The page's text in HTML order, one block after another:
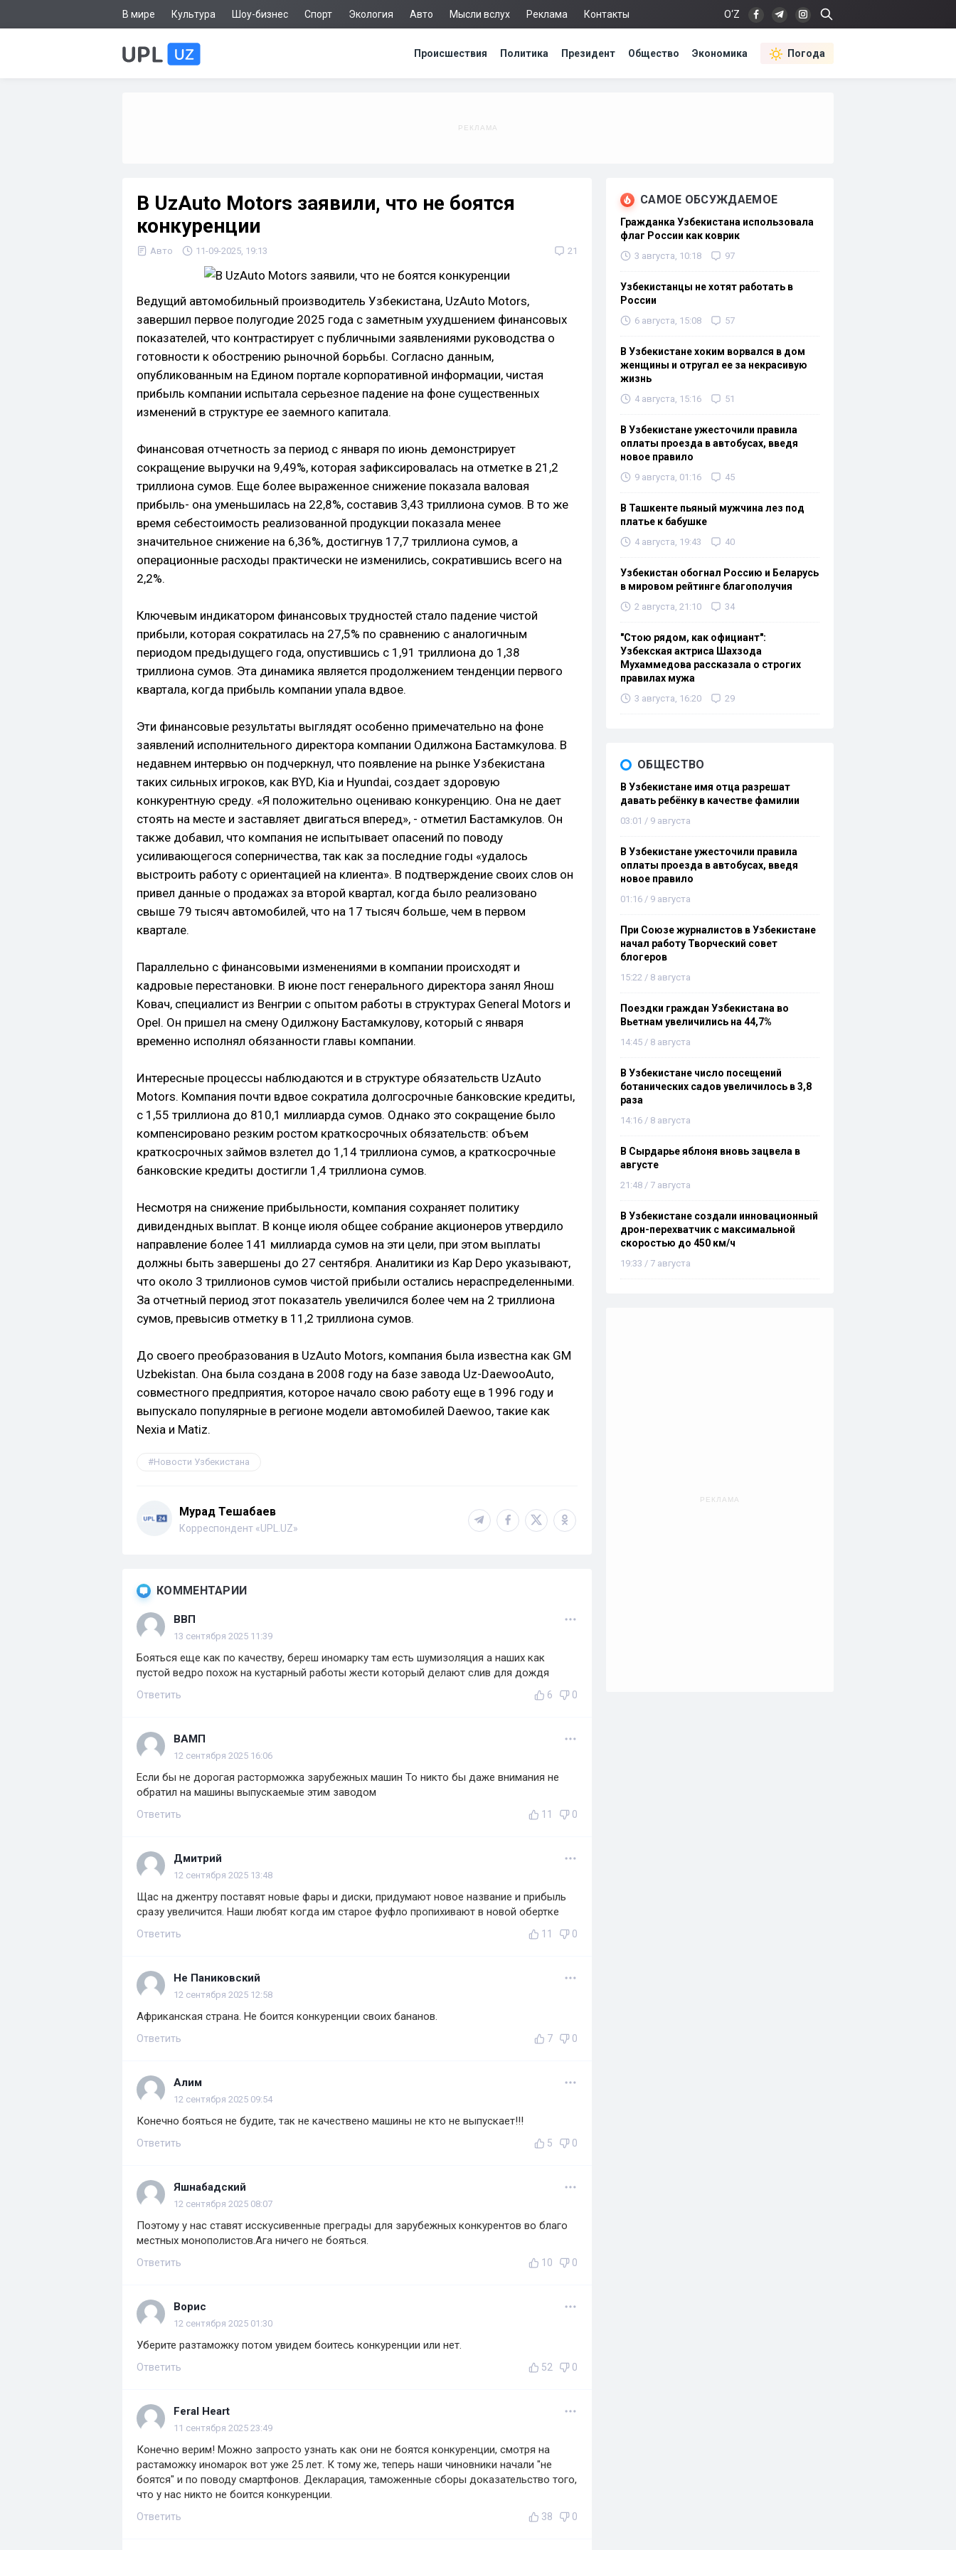
В мире Культура Шоу-бизнес Спорт Экология Авто Мысли вслух Реклама Контакты O‘Z
Происшествия Политика Президент Общество Экономика Погода
В UzAuto Motors заявили, что не боятся
конкуренции
Авто 11-09-2025, 19:13 21
Ведущий автомобильный производитель Узбекистана, UzAuto Motors,
завершил первое полугодие 2025 года с заметным ухудшением финансовых
показателей, что контрастирует с публичными заявлениями руководства о
готовности к обострению рыночной борьбы. Согласно данным,
опубликованным на Едином портале корпоративной информации, чистая
прибыль компании испытала серьезное падение на фоне существенных
изменений в структуре ее заемного капитала.
Финансовая отчетность за период с января по июнь демонстрирует
сокращение выручки на 9,49%, которая зафиксировалась на отметке в 21,2
триллиона сумов. Еще более выраженное снижение показала валовая
прибыль- она уменьшилась на 22,8%, составив 3,43 триллиона сумов. В то же
время себестоимость реализованной продукции показала менее
значительное снижение на 6,36%, достигнув 17,7 триллиона сумов, а
операционные расходы практически не изменились, сократившись всего на
2,2%.
Ключевым индикатором финансовых трудностей стало падение чистой
прибыли, которая сократилась на 27,5% по сравнению с аналогичным
периодом предыдущего года, опустившись с 1,91 триллиона до 1,38
триллиона сумов. Эта динамика является продолжением тенденции первого
квартала, когда прибыль компании упала вдвое.
Эти финансовые результаты выглядят особенно примечательно на фоне
заявлений исполнительного директора компании Одилжона Бастамкулова. В
недавнем интервью он подчеркнул, что появление на рынке Узбекистана
таких сильных игроков, как BYD, Kia и Hyundai, создает здоровую
конкурентную среду. «Я положительно оцениваю конкуренцию. Она не дает
стоять на месте и заставляет двигаться вперед», - отметил Бастамкулов. Он
также добавил, что компания не испытывает опасений по поводу
усиливающегося соперничества, так как за последние годы «удалось
выстроить работу с ориентацией на клиента». В подтверждение своих слов он
привел данные о продажах за второй квартал, когда было реализовано
свыше 79 тысяч автомобилей, что на 17 тысяч больше, чем в первом
квартале.
Параллельно с финансовыми изменениями в компании происходят и
кадровые перестановки. В июне пост генерального директора занял Янош
Ковач, специалист из Венгрии с опытом работы в структурах General Motors и
Opel. Он пришел на смену Одилжону Бастамкулову, который с января
временно исполнял обязанности главы компании.
Интересные процессы наблюдаются и в структуре обязательств UzAuto
Motors. Компания почти вдвое сократила долгосрочные банковские кредиты,
с 1,55 триллиона до 810,1 миллиарда сумов. Однако это сокращение было
компенсировано резким ростом краткосрочных обязательств: объем
краткосрочных займов взлетел до 1,14 триллиона сумов, а краткосрочные
банковские кредиты достигли 1,4 триллиона сумов.
Несмотря на снижение прибыльности, компания сохраняет политику
дивидендных выплат. В конце июля общее собрание акционеров утвердило
направление более 141 миллиарда сумов на эти цели, при этом выплаты
должны быть завершены до 27 сентября. Аналитики из Kap Depo указывают,
что около 3 триллионов сумов чистой прибыли остались нераспределенными.
За отчетный период этот показатель увеличился более чем на 2 триллиона
сумов, превысив отметку в 11,2 триллиона сумов.
До своего преобразования в UzAuto Motors, компания была известна как GM
Uzbekistan. Она была создана в 2008 году на базе завода Uz-DaewooAuto,
совместного предприятия, которое начало свою работу еще в 1996 году и
выпускало популярные в регионе модели автомобилей Daewoo, такие как
Nexia и Matiz.
Новости Узбекистана
Мурад Тешабаев
Корреспондент «UPL.UZ»
КОММЕНТАРИИ
ВВП
13 сентября 2025 11:39
Бояться еще как по качеству, береш иномарку там есть шумизоляция а наших как
пустой ведро похож на кустарный работы жести который делают слив для дождя
Ответить 6 0
ВАМП
12 сентября 2025 16:06
Если бы не дорогая расторможка зарубежных машин То никто бы даже внимания не
обратил на машины выпускаемые этим заводом
Ответить 11 0
Дмитрий
12 сентября 2025 13:48
Щас на джентру поставят новые фары и диски, придумают новое название и прибыль
сразу увеличится. Наши любят когда им старое фуфло пропихивают в новой обертке
Ответить 11 0
Не Паниковский
12 сентября 2025 12:58
Африканская страна. Не боится конкуренции своих бананов.
Ответить 7 0
Алим
12 сентября 2025 09:54
Конечно бояться не будите, так не качествено машины не кто не выпускает!!!
Ответить 5 0
Яшнабадский
12 сентября 2025 08:07
Поэтому у нас ставят исскусивенные преграды для зарубежных конкурентов во благо
местных монополистов.Ага ничего не бояться.
Ответить 10 0
Ворис
12 сентября 2025 01:30
Уберите разтаможку потом увидем боитесь конкуренции или нет.
Ответить 52 0
Feral Heart
11 сентября 2025 23:49
Конечно верим! Можно запросто узнать как они не боятся конкуренции, смотря на
растаможку иномарок вот уже 25 лет. К тому же, теперь наши чиновники начали "не
боятся" и по поводу смартфонов. Декларация, таможенные сборы доказательство того,
что у нас никто не боится конкуренции.
Ответить 38 0
САМОЕ ОБСУЖДАЕМОЕ
Гражданка Узбекистана использовала
флаг России как коврик
3 августа, 10:18 97
Узбекистанцы не хотят работать в
России
6 августа, 15:08 57
В Узбекистане хоким ворвался в дом
женщины и отругал ее за некрасивую
жизнь
4 августа, 15:16 51
В Узбекистане ужесточили правила
оплаты проезда в автобусах, введя
новое правило
9 августа, 01:16 45
В Ташкенте пьяный мужчина лез под
платье к бабушке
4 августа, 19:43 40
Узбекистан обогнал Россию и Беларусь
в мировом рейтинге благополучия
2 августа, 21:10 34
"Стою рядом, как официант":
Узбекская актриса Шахзода
Мухаммедова рассказала о строгих
правилах мужа
3 августа, 16:20 29
ОБЩЕСТВО
В Узбекистане имя отца разрешат
давать ребёнку в качестве фамилии
03:01 / 9 августа
В Узбекистане ужесточили правила
оплаты проезда в автобусах, введя
новое правило
01:16 / 9 августа
При Союзе журналистов в Узбекистане
начал работу Творческий совет
блогеров
15:22 / 8 августа
Поездки граждан Узбекистана во
Вьетнам увеличились на 44,7%
14:45 / 8 августа
В Узбекистане число посещений
ботанических садов увеличилось в 3,8
раза
14:16 / 8 августа
В Сырдарье яблоня вновь зацвела в
августе
21:48 / 7 августа
В Узбекистане создали инновационный
дрон-перехватчик с максимальной
скоростью до 450 км/ч
19:33 / 7 августа